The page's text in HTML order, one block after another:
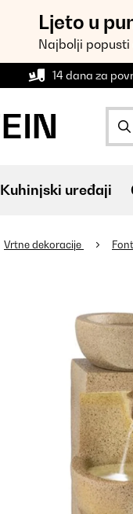
Ljeto u
Najbolji popusti
14 dana za
Kuhinjski uređaji
Vrtne dekoracije